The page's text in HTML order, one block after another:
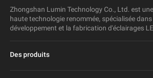
Zhongshan Lumin Technology Co., Ltd. est
haute technologie renommée, spécialisée
développement et la fabrication d'éclairages
Des produits